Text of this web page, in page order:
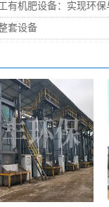
有机肥设备：实现环
套设备